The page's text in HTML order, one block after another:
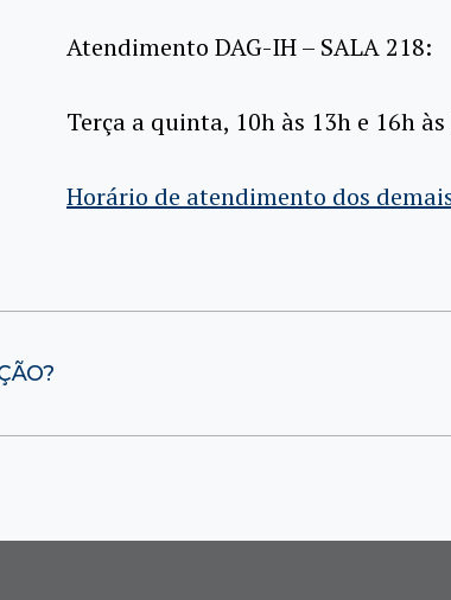
Atendimento DAG-IH – SALA 218:
Terça a quinta, 10h às 13h e 16h às
Horário de atendimento dos